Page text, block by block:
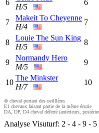
6
H/5
6
7
Makeit To Cheyenne
H/4
7
8
Louie The Sun King
H/5
8
9
Normandy Hero
M/5
9
10
The Minkster
H/7
10
⊗ cheval portant des oeilllères
E1 chevaux faisant partie de la même écurie
DA, DP, D4 cheval déferré (antérieurs,
Analyse Visuturf: 2 - 4 - 9 - 5